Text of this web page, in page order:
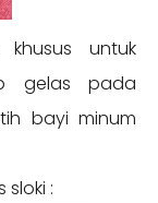
untuk
gelas pada
bayi minum
sloki :